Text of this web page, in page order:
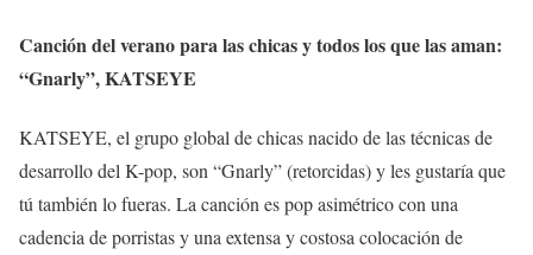
Canción del verano para las chicas y todos los que las aman:
“Gnarly”, KATSEYE
KATSEYE, el grupo global de chicas nacido de las técnicas de
desarrollo del K-pop, son “Gnarly” (retorcidas) y les gustaría que
tú también lo fueras. La canción es pop asimétrico con una
cadencia de porristas y una extensa y costosa colocación de